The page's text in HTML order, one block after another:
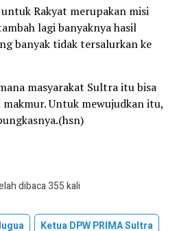
Rakyat merupakan misi
lagi banyaknya hasil
banyak tidak tersalurkan ke
masyarakat Sultra itu bisa
Untuk mewujudkan itu,
dibaca 355 kali
Ketua DPW PRIMA Sultra